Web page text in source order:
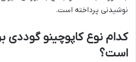
نوشیدنی پرداخته است.
کدام نوع کاپوچینو گوددی
است؟